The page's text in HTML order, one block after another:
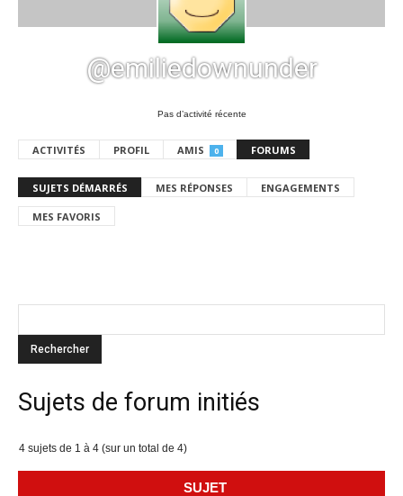
@emiliedownunder
Pas d’activité récente
ACTIVITÉS PROFIL AMIS 0 FORUMS
SUJETS DÉMARRÉS MES RÉPONSES ENGAGEMENTS
MES FAVORIS
Sujets de forum initiés
4 sujets de 1 à 4 (sur un total de 4)
SUJET